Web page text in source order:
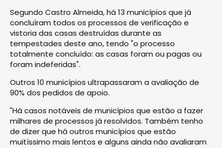
Segundo Castro Almeida, há 13 municípios que já
concluíram todos os processos de verificação e
vistoria das casas destruídas durante as
tempestades deste ano, tendo "o processo
totalmente concluído: as casas foram ou pagas ou
foram indeferidas".
Outros 10 municípios ultrapassaram a avaliação de
90% dos pedidos de apoio.
"Há casos notáveis de municípios que estão a fazer
milhares de processos já resolvidos. Também tenho
de dizer que há outros municípios que estão
muitíssimo mais lentos e alguns ainda não avaliaram